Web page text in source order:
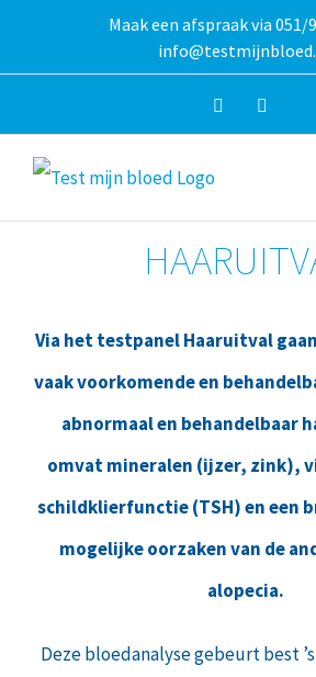
Maak een afspraak via 051/
Facebook
Via het testpanel Haaruitval
vaak voorkomende en
abnormaal en behandelbaar
omvat mineralen (ijzer, zink),
schildklierfunctie (TSH) en een
mogelijke oorzaken van de
alopecia.
Deze bloedanalyse gebeurt best